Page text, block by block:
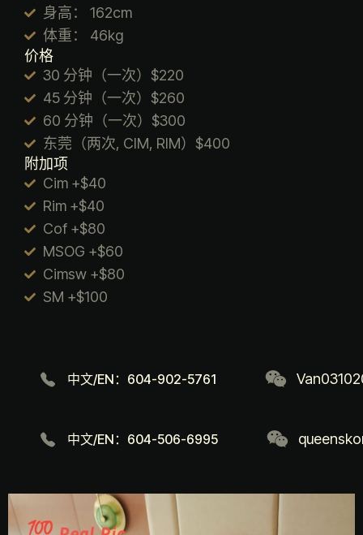
身高： 162cm
体重： 46kg
价格
30 分钟（一次）$220
45 分钟（一次）$260
60 分钟（一次）$300
东莞（两次, CIM, RIM）$400
附加项
Cim +$40
Rim +$40
Cof +$80
MSOG +$60
Cimsw +$80
SM +$100
中文/EN：604-902-5761
中文/EN：604-506-6995